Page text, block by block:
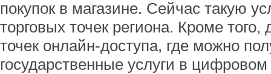
покупок в магазине. Сейчас такую
торговых точек региона. Кроме
точек онлайн-доступа, где можно
государственные услуги в